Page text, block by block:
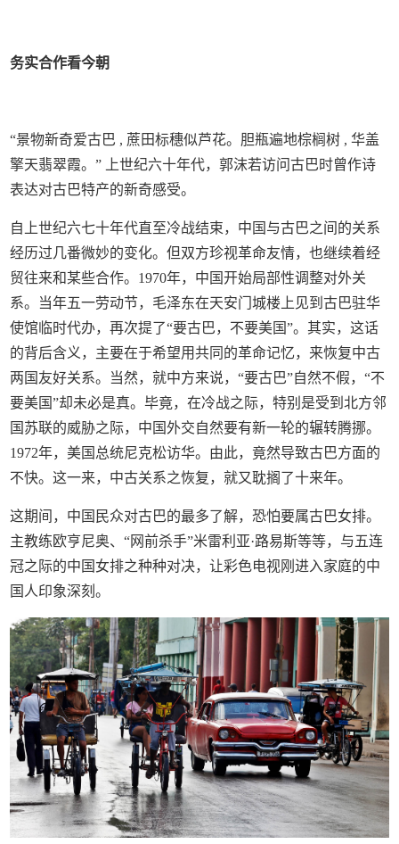
务实合作看今朝
“景物新奇爱古巴 , 蔗田标穗似芦花。胆瓶遍地棕榈树 , 华盖
擎天翡翠霞。” 上世纪六十年代，郭沫若访问古巴时曾作诗
表达对古巴特产的新奇感受。
自上世纪六七十年代直至冷战结束，中国与古巴之间的关系
经历过几番微妙的变化。但双方珍视革命友情，也继续着经
贸往来和某些合作。1970年，中国开始局部性调整对外关
系。当年五一劳动节，毛泽东在天安门城楼上见到古巴驻华
使馆临时代办，再次提了“要古巴，不要美国”。其实，这话
的背后含义，主要在于希望用共同的革命记忆，来恢复中古
两国友好关系。当然，就中方来说，“要古巴”自然不假，“不
要美国”却未必是真。毕竟，在冷战之际，特别是受到北方邻
国苏联的威胁之际，中国外交自然要有新一轮的辗转腾挪。
1972年，美国总统尼克松访华。由此，竟然导致古巴方面的
不快。这一来，中古关系之恢复，就又耽搁了十来年。
这期间，中国民众对古巴的最多了解，恐怕要属古巴女排。
主教练欧亨尼奥、“网前杀手”米雷利亚·路易斯等等，与五连
冠之际的中国女排之种种对决，让彩色电视刚进入家庭的中
国人印象深刻。